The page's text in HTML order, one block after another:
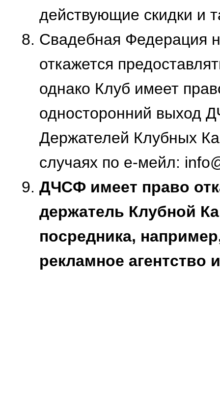
действующие скидки и
Свадебная Федерация
откажется
однако Клуб имеет
односторонний выход
Держателей Клубных
случаях по е-мейл:
ДЧСФ имеет право
держатель Клубной
посредника,
рекламное агентство